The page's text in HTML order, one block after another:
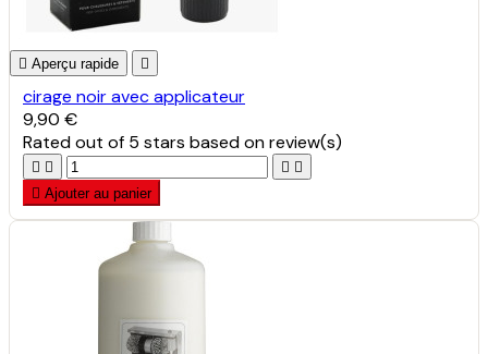
 Aperçu rapide 
cirage noir avec applicateur
9,90 €
Ratedout of 5 stars based onreview(s)
   
 Ajouter au panier